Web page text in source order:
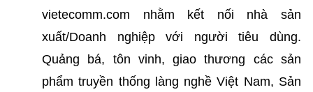
vietecomm.com nhằm kết nối nhà sản
xuất/Doanh nghiệp với người tiêu dùng.
Quảng bá, tôn vinh, giao thương các sản
phẩm truyền thống làng nghề Việt Nam, Sản